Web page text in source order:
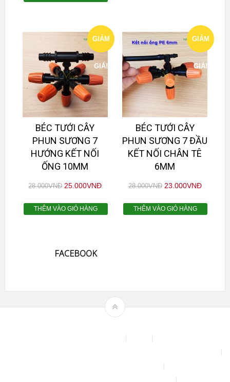
GIẢM
GIÁ!
BÉC TƯỚI CÂY
PHUN SƯƠNG 7
HƯỚNG KẾT NỐI
ỐNG 10MM
28.000VNĐ 25.000VNĐ
THÊM VÀO GIỎ HÀNG
GIẢM
GIÁ!
BÉC TƯỚI CÂY
PHUN SƯƠNG 7 ĐẦU
KẾT NỐI CHÂN TÊ
6MM
28.000VNĐ 23.000VNĐ
THÊM VÀO GIỎ HÀNG
FACEBOOK